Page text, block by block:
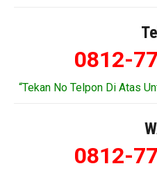
0812-
“Tekan No Telpon Di Atas
0812-